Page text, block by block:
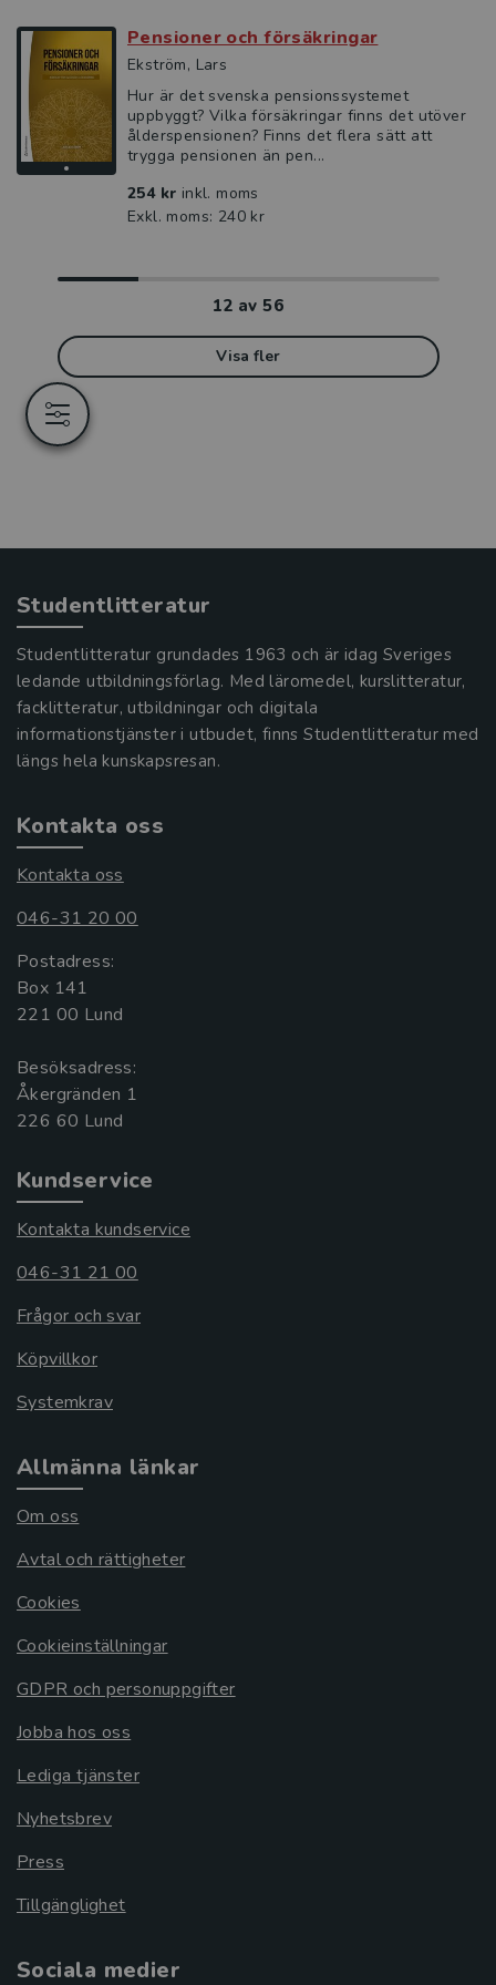
Pensioner och försäkringar
Ekström, Lars
Hur är det svenska pensionssystemet
uppbyggt? Vilka försäkringar finns det utöver
ålderspensionen? Finns det flera sätt att
trygga pensionen än pen...
254 kr inkl. moms
Exkl. moms: 240 kr
12 av56
Visa fler
Studentlitteratur
Studentlitteratur grundades 1963 och är idag Sveriges
ledande utbildningsförlag. Med läromedel, kurslitteratur,
facklitteratur, utbildningar och digitala
informationstjänster i utbudet, finns Studentlitteratur med
längs hela kunskapsresan.
Kontakta oss
Kontakta oss
046-31 20 00
Postadress:
Box 141
221 00 Lund
Besöksadress:
Åkergränden 1
Kundservice
Kontakta kundservice
046-31 21 00
Frågor och svar
Köpvillkor
Systemkrav
Allmänna länkar
Om oss
Avtal och rättigheter
Cookies
Cookieinställningar
GDPR och personuppgifter
Jobba hos oss
Lediga tjänster
Nyhetsbrev
Press
Tillgänglighet
Sociala medier